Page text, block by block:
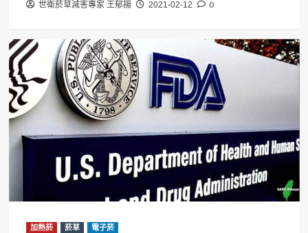
世衛菸草減害專家 王郁揚 2021-02-12 0
加熱菸 菸草 電子菸